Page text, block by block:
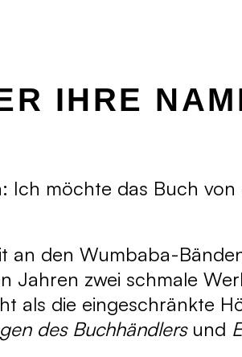
IHRE
Ich möchte das Buch
an den Wumbaba-
Jahren zwei schmale
als die eingeschränkte
des Buchhändlersund